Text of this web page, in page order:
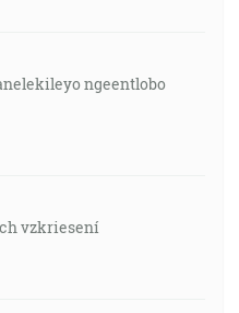
ngeentlobo
vzkriesení